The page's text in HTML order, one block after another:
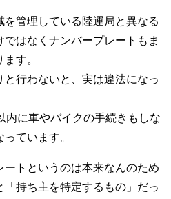
管理している陸運局と異なる
はなくナンバープレートもま
す。
と行わないと、実は違法になっ
内に車やバイクの手続きもしな
ています。
トというのは本来なんのため
持ち主を特定するもの」だっ